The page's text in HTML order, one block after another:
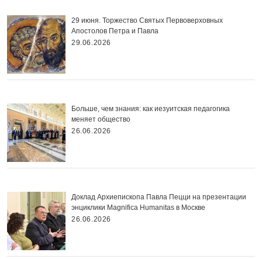
29 июня. Торжество Святых Первоверховных
Апостолов Петра и Павла
29.06.2026
Больше, чем знания: как иезуитская педагогика
меняет общество
26.06.2026
Доклад Архиепископа Павла Пецци на презентации
энциклики Magnifica Нumanitas в Москве
26.06.2026